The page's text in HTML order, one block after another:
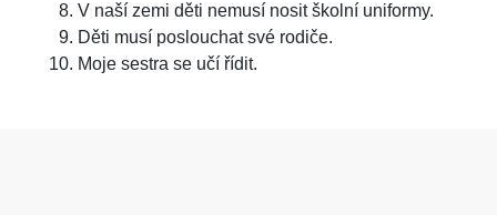
V naší zemi děti nemusí nosit školní uniformy.
Děti musí poslouchat své rodiče.
Moje sestra se učí řídit.